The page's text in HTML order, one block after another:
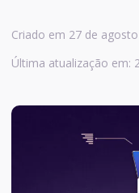
Criado em 27 de agosto
Última atualização em: